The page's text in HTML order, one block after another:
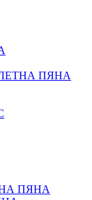
ПЯНА
ПЯНА